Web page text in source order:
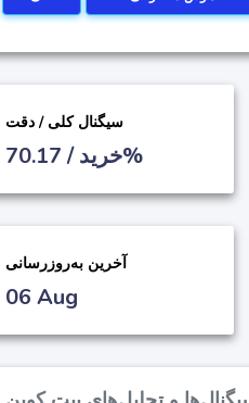
سیگنال کلی / دقت
خرید / 70.17%
آخرین به‌روزرسانی
06 Aug